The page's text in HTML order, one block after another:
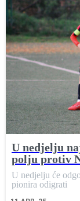
U nedjelju
polju protiv
U nedjelju će
pionira odigrati